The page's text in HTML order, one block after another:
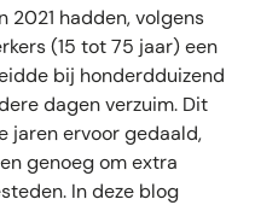
2021 hadden, volgens
(15 tot 75 jaar) een
bij honderdduizend
dagen verzuim. Dit
jaren ervoor gedaald,
genoeg om extra
In deze blog